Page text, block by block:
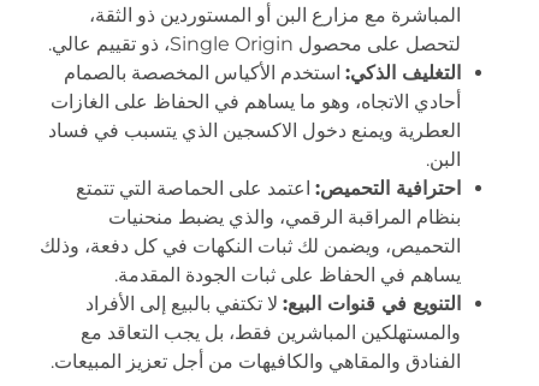
المباشرة مع مزارع البن أو المستوردين ذو الثقة،
لتحصل على محصول Single Origin، ذو تقييم عالي.
التغليف الذكي: استخدم الأكياس المخصصة بالصمام
أحادي الاتجاه، وهو ما يساهم في الحفاظ على الغازات
العطرية ويمنع دخول الاكسجين الذي يتسبب في فساد
البن.
احترافية التحميص: اعتمد على الحماصة التي تتمتع
بنظام المراقبة الرقمي، والذي يضبط منحنيات
التحميص، ويضمن لك ثبات النكهات في كل دفعة، وذلك
يساهم في الحفاظ على ثبات الجودة المقدمة.
التنويع في قنوات البيع: لا تكتفي بالبيع إلى الأفراد
والمستهلكين المباشرين فقط، بل يجب التعاقد مع
الفنادق والمقاهي والكافيهات من أجل تعزيز المبيعات.